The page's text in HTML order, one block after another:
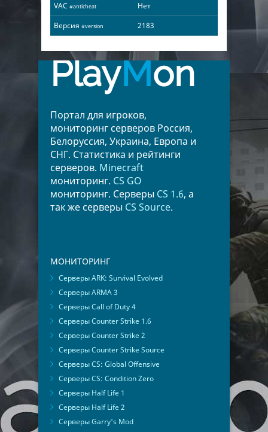
VAC #anticheat
Нет
Версия #version 2183
PlayMon
Портал для игроков,
мониторинг серверов Россия,
Белоруссия, Украина, Европа и
СНГ. Статистика и рейтинги
серверов. Minecraft
мониторинг. CS GO
мониторинг. Серверы CS 1.6, а
так же серверы CS Source.
МОНИТОРИНГ
Серверы ARK: Survival Evolved
Серверы ARMA 3
Серверы Call of Duty 4
Серверы Counter Strike 1.6
Серверы Counter Strike 2
Серверы Counter Strike Source
Серверы CS: Global Offensive
Серверы CS: Condition Zero
Серверы Half Life 1
Серверы Half Life 2
Серверы Garry's Mod